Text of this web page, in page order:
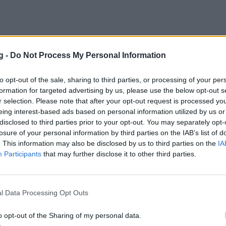
- Do Not Process My Personal Information
opt-out of the sale, sharing to third parties, or processing of your
for targeted advertising by us, please use the below opt-out
selection. Please note that after your opt-out request is processed
interest-based ads based on personal information utilized by us
to third parties prior to your opt-out. You may separately
of your personal information by third parties on the IAB’s list of
This information may also be disclosed by us to third parties on the
Participants that may further disclose it to other third parties.
Data Processing Opt Outs
opt-out of the Sharing of my personal data.
ρόλος Καμπιάσο
βρίσκεται σε αναζήτηση του νέου προπονητή
με τον Κάρλος Κορμπεράν, χωρίς ωστόσο να έχει
2022 00:26
είχε άλλοθι αλλά απέτυχε στη βασική
μετά το τέλος του αγώνα με τον Άρη η ΠΑΕ